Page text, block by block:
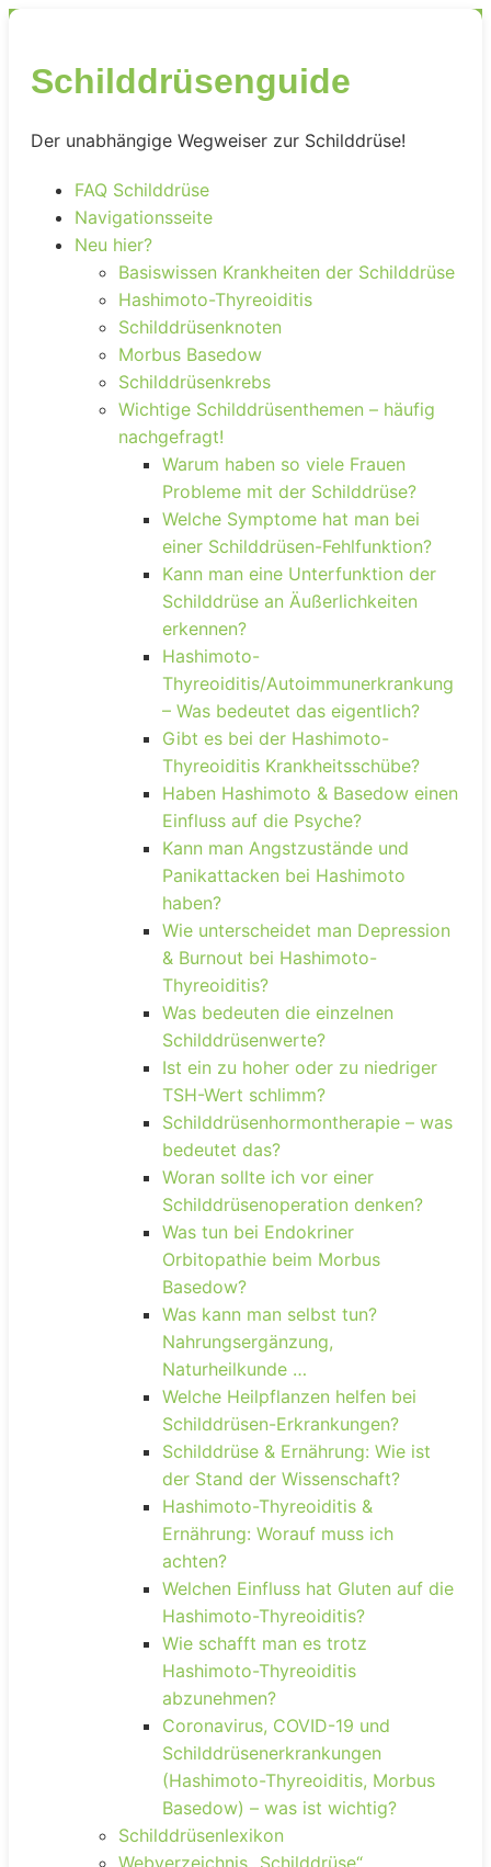
Schilddrüsenguide
Der unabhängige Wegweiser zur Schilddrüse!
FAQ Schilddrüse
Navigationsseite
Neu hier?
Basiswissen Krankheiten der Schilddrüse
Hashimoto-Thyreoiditis
Schilddrüsenknoten
Morbus Basedow
Schilddrüsenkrebs
Wichtige Schilddrüsenthemen – häufig
nachgefragt!
Warum haben so viele Frauen
Probleme mit der Schilddrüse?
Welche Symptome hat man bei
einer Schilddrüsen-Fehlfunktion?
Kann man eine Unterfunktion der
Schilddrüse an Äußerlichkeiten
erkennen?
Hashimoto-
Thyreoiditis/Autoimmunerkrankung
– Was bedeutet das eigentlich?
Gibt es bei der Hashimoto-
Thyreoiditis Krankheitsschübe?
Haben Hashimoto & Basedow einen
Einfluss auf die Psyche?
Kann man Angstzustände und
Panikattacken bei Hashimoto
haben?
Wie unterscheidet man Depression
& Burnout bei Hashimoto-
Thyreoiditis?
Was bedeuten die einzelnen
Schilddrüsenwerte?
Ist ein zu hoher oder zu niedriger
TSH-Wert schlimm?
Schilddrüsenhormontherapie – was
bedeutet das?
Woran sollte ich vor einer
Schilddrüsenoperation denken?
Was tun bei Endokriner
Orbitopathie beim Morbus
Basedow?
Was kann man selbst tun?
Nahrungsergänzung,
Naturheilkunde …
Welche Heilpflanzen helfen bei
Schilddrüsen-Erkrankungen?
Schilddrüse & Ernährung: Wie ist
der Stand der Wissenschaft?
Hashimoto-Thyreoiditis &
Ernährung: Worauf muss ich
achten?
Welchen Einfluss hat Gluten auf die
Hashimoto-Thyreoiditis?
Wie schafft man es trotz
Hashimoto-Thyreoiditis
abzunehmen?
Coronavirus, COVID-19 und
Schilddrüsenerkrankungen
(Hashimoto-Thyreoiditis, Morbus
Basedow) – was ist wichtig?
Schilddrüsenlexikon
Webverzeichnis „Schilddrüse“